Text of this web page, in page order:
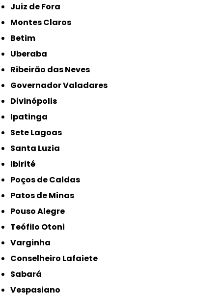
Juiz de Fora
Montes Claros
Betim
Uberaba
Ribeirão das Neves
Governador Valadares
Divinópolis
Ipatinga
Sete Lagoas
Santa Luzia
Ibirité
Poços de Caldas
Patos de Minas
Pouso Alegre
Teófilo Otoni
Varginha
Conselheiro Lafaiete
Sabará
Vespasiano